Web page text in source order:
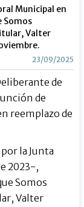
Municipal en
Somos
Valter
23/09/2025
de
de
reemplazo de
la Junta
2023-,
Somos
Valter